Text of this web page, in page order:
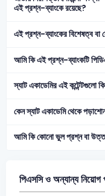
এই প্রশ্ন-ব্যাংকে রয়েছে?
এই প্রশ্ন-ব্যাংকের বিশেষত্ব বা
আমি কি এই প্রশ্ন-ব্যাংকটি
স্যাট একাডেমির এই কন্টেন্টগুলো
কেন স্যাট একাডেমি থেকে
আমি কি কোনো ভুল প্রশ্ন বা
পিএসসি ও অন্যান্য নিয়োগ